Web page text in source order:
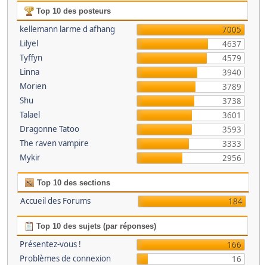
Top 10 des posteurs
kellemann larme d afhang
7005
Lilyel
4637
Tyffyn
4579
Linna
3940
Morien
3789
Shu
3738
Talael
3601
Dragonne Tatoo
3593
The raven vampire
3333
Mykir
2956
Top 10 des sections
Accueil des Forums 184
Top 10 des sujets (par réponses)
Présentez-vous !
166
Problèmes de connexion
16